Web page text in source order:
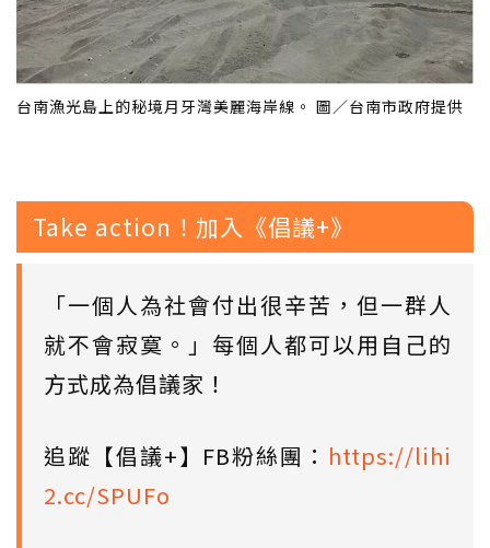
台南漁光島上的秘境月牙灣美麗海岸線。 圖／台南市政府提供
Take action！加入《倡議+》
「一個人為社會付出很辛苦，但一群人
就不會寂寞。」每個人都可以用自己的
方式成為倡議家！
追蹤【倡議+】FB粉絲團： https://lihi
2.cc/SPUFo